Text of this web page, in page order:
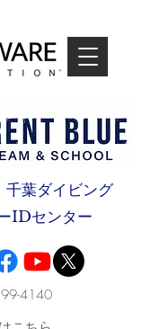
千葉ダイビング
IDセンター
4140